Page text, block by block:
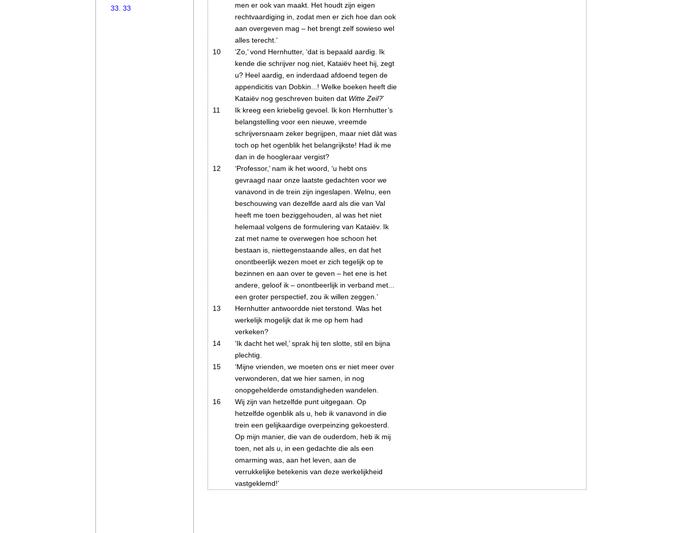
men er ook van maakt. Het houdt zijn eigen
rechtvaardiging in, zodat men er zich hoe dan ook
aan overgeven mag – het brengt zelf sowieso wel
alles terecht.’
10
‘Zo,’ vond Hernhutter, ‘dat is bepaald aardig. Ik
kende die schrijver nog niet, Kataiëv heet hij, zegt
u? Heel aardig, en inderdaad afdoend tegen de
appendicitis van Dobkin...! Welke boeken heeft die
Kataiëv nog geschreven buiten dat Witte Zeil?’
11
Ik kreeg een kriebelig gevoel. Ik kon Hernhutter’s
belangstelling voor een nieuwe, vreemde
schrijversnaam zeker begrijpen, maar niet dàt was
toch op het ogenblik het belangrijkste! Had ik me
dan in de hoogleraar vergist?
12
‘Professor,’ nam ik het woord, ‘u hebt ons
gevraagd naar onze laatste gedachten voor we
vanavond in de trein zijn ingeslapen. Welnu, een
beschouwing van dezelfde aard als die van Val
heeft me toen beziggehouden, al was het niet
helemaal volgens de formulering van Kataiëv. Ik
zat met name te overwegen hoe schoon het
bestaan is, niettegenstaande alles, en dat het
onontbeerlijk wezen moet er zich tegelijk op te
bezinnen en aan over te geven – het ene is het
andere, geloof ik – onontbeerlijk in verband met...
een groter perspectief, zou ik willen zeggen.’
13
Hernhutter antwoordde niet terstond. Was het
werkelijk mogelijk dat ik me op hem had
verkeken?
14
‘Ik dacht het wel,’ sprak hij ten slotte, stil en bijna
plechtig.
15
‘Mijne vrienden, we moeten ons er niet meer over
verwonderen, dat we hier samen, in nog
onopgehelderde omstandigheden wandelen.
16
Wij zijn van hetzelfde punt uitgegaan. Op
hetzelfde ogenblik als u, heb ik vanavond in die
trein een gelijkaardige overpeinzing gekoesterd.
Op mijn manier, die van de ouderdom, heb ik mij
toen, net als u, in een gedachte die als een
omarming was, aan het leven, aan de
verrukkelijke betekenis van deze werkelijkheid
vastgeklemd!’
33. 33